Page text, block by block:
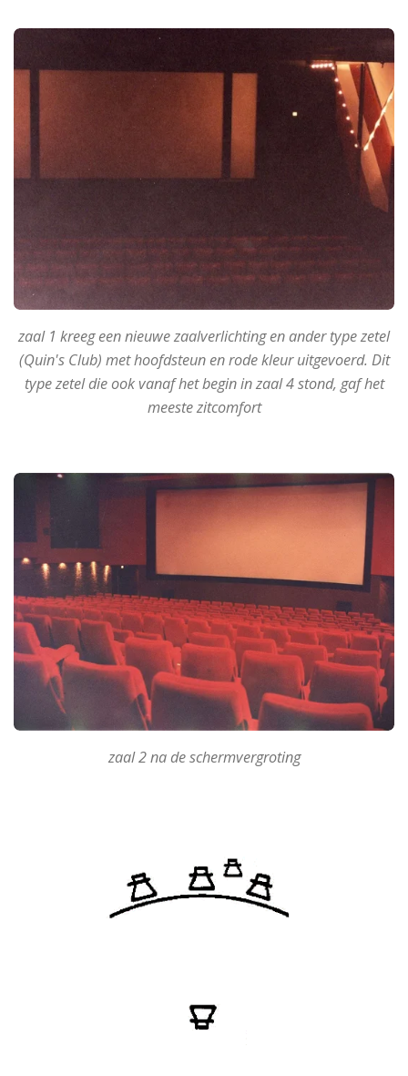
zaal 1 kreeg een nieuwe zaalverlichting en ander type zetel
(Quin's Club) met hoofdsteun en rode kleur uitgevoerd. Dit
type zetel die ook vanaf het begin in zaal 4 stond, gaf het
meeste zitcomfort
zaal 2 na de schermvergroting